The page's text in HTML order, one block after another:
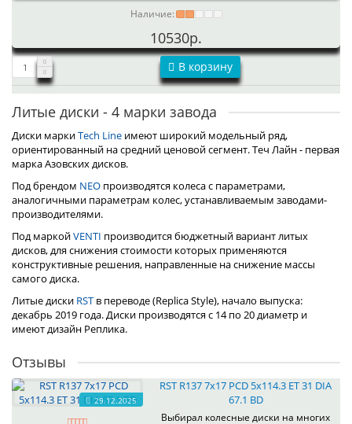
Наличие:
10530р.
В корзину
Литые диски - 4 марки завода
Диски маркиTech Line имеют широкий модельный ряд,
ориентированный на средний ценовой сегмент. Теч Лайн - первая
марка Азовских дисков.
Под брендом NEO производятся колеса с параметрами,
аналогичными параметрам колес, устанавливаемым заводами-
производителями.
Под маркойVENTI производится бюджетный вариант литых
дисков, для снижения стоимости которых применяются
конструктивные решения, направленные на снижение массы
самого диска.
Литые диски RST в переводе (Replica Style), начало выпуска:
декабрь 2019 года. Диски производятся с 14 по 20 диаметр и
имеют дизайн Реплика.
Отзывы
29.12.2025
RST R137 7x17 PCD 5x114.3 ET 31 DIA
67.1 BD
Выбирал колесные диски на многих